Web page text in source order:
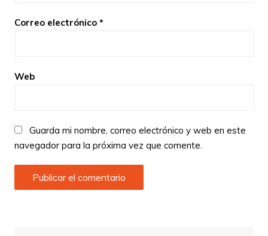
Correo electrónico *
Web
Guarda mi nombre, correo electrónico y web en este
navegador para la próxima vez que comente.